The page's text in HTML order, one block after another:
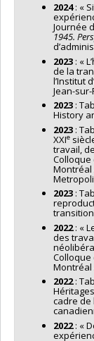
2024: «
Journée
1945.
2023 : «
de la
l’Institut
Jean-
2023 :
History
2023 :
XXIe
travail,
Colloque
Montréal
2023 :
2022: «
des
Colloque
Montréal
2022:
cadre de
2022: «